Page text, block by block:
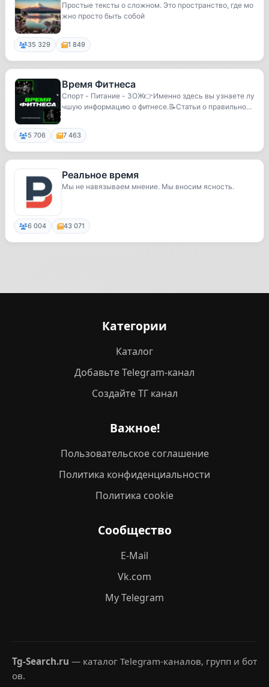
Простые тексты о сложном. Это пространство, где мо
жно просто быть собой
35 329 1 849
Время Фитнеса
Спорт - Питание - ЗОЖ👉Именно здесь вы узнаете лу
чшую информацию о фитнесе.📝Статьи о правильном
5 706 7 463
Реальное время
Мы не навязываем мнение. Мы вносим ясность.
6 004 43 071
Категории
Каталог
Добавьте Telegram-канал
Создайте ТГ канал
Важное!
Пользовательское соглашение
Политика конфиденциальности
Политика cookie
Сообщество
E-Mail
Vk.com
My Telegram
Tg-Search.ru — каталог Telegram-каналов, групп и бот
ов.